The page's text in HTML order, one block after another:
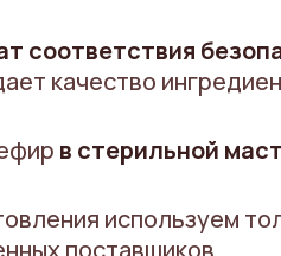
соответствия
качество
в стерильной
используем
поставщиков